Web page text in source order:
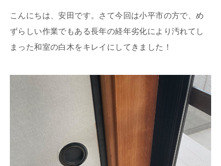
こんにちは、安田です。さて今回は小平市の方で、め
ずらしい作業でもある長年の経年劣化により汚れてし
まった和室の白木をキレイにしてきました！